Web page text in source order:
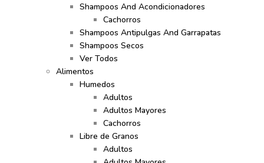
Shampoos And Acondicionadores
Cachorros
Shampoos Antipulgas And Garrapatas
Shampoos Secos
Ver Todos
Alimentos
Humedos
Adultos
Adultos Mayores
Cachorros
Libre de Granos
Adultos